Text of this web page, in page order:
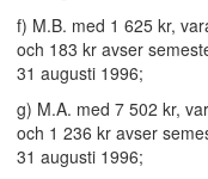
f) M.B. med 1 625 kr,
och 183 kr avser
31 augusti 1996;
g) M.A. med 7 502 kr,
och 1 236 kr avser
31 augusti 1996;